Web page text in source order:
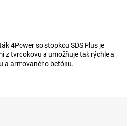
4Power so stopkou SDS Plus je
z tvrdokovu a umožňuje tak rýchle a
a armovaného betónu.